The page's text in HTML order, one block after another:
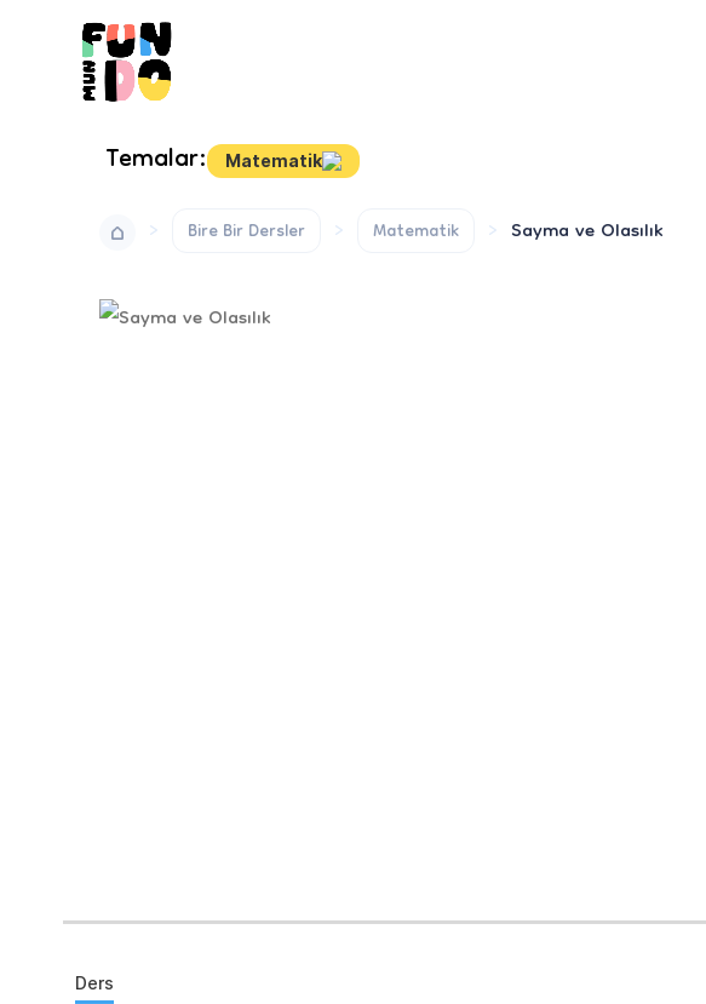
Temalar: Matematik
Bire Bir Dersler
Matematik Sayma ve Olasılık
Ders